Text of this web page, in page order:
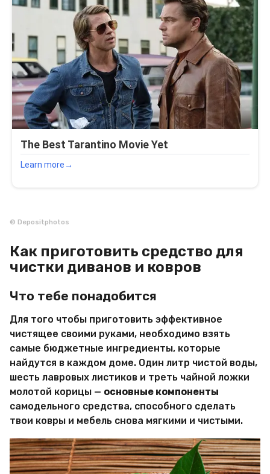
© Depositphotos
Как приготовить средство для
чистки диванов и ковров
Что тебе понадобится
Для того чтобы приготовить эффективное
чистящее своими руками, необходимо взять
самые бюджетные ингредиенты, которые
найдутся в каждом доме. Один литр чистой воды,
шесть лавровых листиков и треть чайной ложки
молотой корицы — основные компоненты
самодельного средства, способного сделать
твои ковры и мебель снова мягкими и чистыми.